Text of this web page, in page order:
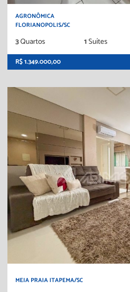
AGRONÔMICA
FLORIANOPOLIS/SC
3Quartos 1Suítes
R$ 1.349.000,00
MEIA PRAIA ITAPEMA/SC